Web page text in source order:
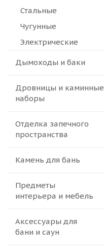
Стальные
Чугунные
Электрические
Дымоходы и баки
Дровницы и каминные
наборы
Отделка запечного
пространства
Камень для бань
Предметы
интерьера и мебель
Аксессуары для
бани и саун